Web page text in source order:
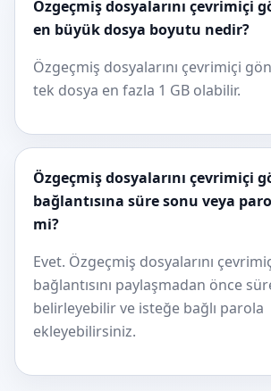
Özgeçmiş dosyalarını çevrimiçi
en büyük dosya boyutu nedir?
Özgeçmiş dosyalarını çevrimiçi
tek dosya en fazla 1 GB olabilir.
Özgeçmiş dosyalarını çevrimiçi
bağlantısına süre sonu veya
mi?
Evet. Özgeçmiş dosyalarını
bağlantısını paylaşmadan önce
belirleyebilir ve isteğe bağlı parola
ekleyebilirsiniz.